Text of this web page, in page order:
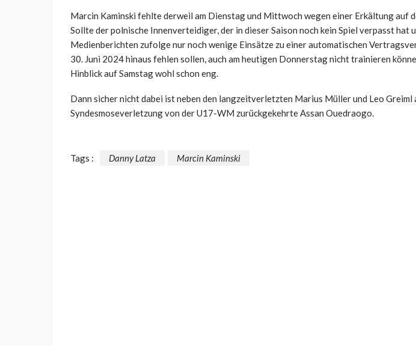
Marcin Kaminski fehlte derweil am Dienstag und Mittwoch wegen einer Erkältung auf
Sollte der polnische Innenverteidiger, der in dieser Saison noch kein Spiel verpasst hat
Medienberichten zufolge nur noch wenige Einsätze zu einer automatischen
30. Juni 2024 hinaus fehlen sollen, auch am heutigen Donnerstag nicht trainieren
Hinblick auf Samstag wohl schon eng.
Dann sicher nicht dabei ist neben den langzeitverletzten Marius Müller und Leo Greiml
Syndesmoseverletzung von der U17-WM zurückgekehrte Assan Ouedraogo.
Tags : Danny Latza Marcin Kaminski